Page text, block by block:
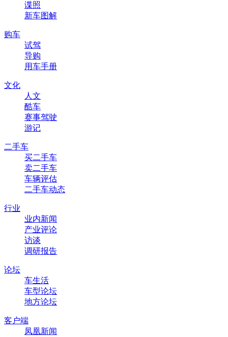
谍照
新车图解
购车
试驾
导购
用车手册
文化
人文
酷车
赛事驾驶
游记
二手车
买二手车
卖二手车
车辆评估
二手车动态
行业
业内新闻
产业评论
访谈
调研报告
论坛
车生活
车型论坛
地方论坛
客户端
凤凰新闻